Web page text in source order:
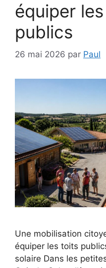
équiper
publics
26 mai 2026 par Paul
Une mobilisation
équiper les toits
solaire Dans les